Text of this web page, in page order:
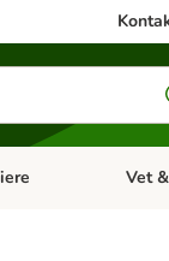
öffnen: Vet